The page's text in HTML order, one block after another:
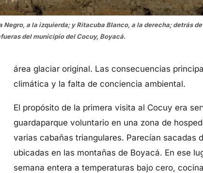
a la izquierda; y Ritacuba Blanco, a la derecha;detrás de
del municipio del Cocuy, Boyacá.
área glaciar original. Las consecuencias
climática y la falta de conciencia ambiental.
El propósito de la primera visita al Cocuy era
guardaparque voluntario en una zona de
varias cabañas triangulares. Parecían sacadas
ubicadas en las montañas de Boyacá. En ese
semana entera a temperaturas bajo cero,